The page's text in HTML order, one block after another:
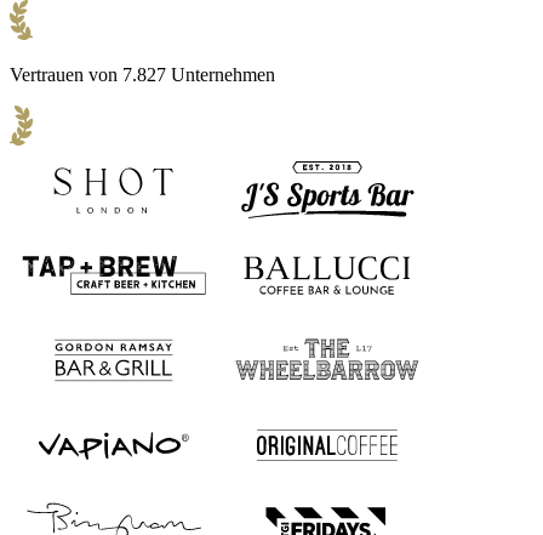
Vertrauen von 7.827 Unternehmen